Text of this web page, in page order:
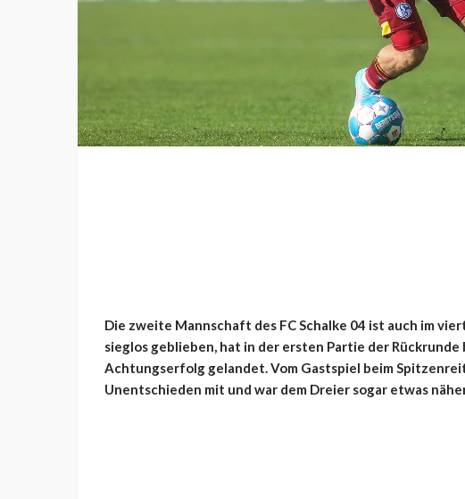
Die zweite Mannschaft des FC Schalke 04 ist auch im
sieglos geblieben, hat in der ersten Partie der Rückrunde
Achtungserfolg gelandet. Vom Gastspiel beim
Unentschieden mit und war dem Dreier sogar etwas